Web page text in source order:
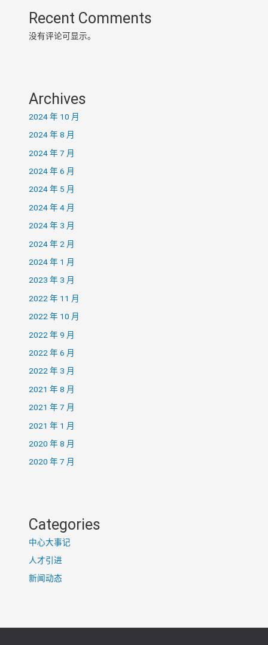
Recent Comments
没有评论可显示。
Archives
2024 年 10 月
2024 年 8 月
2024 年 7 月
2024 年 6 月
2024 年 5 月
2024 年 4 月
2024 年 3 月
2024 年 2 月
2024 年 1 月
2023 年 3 月
2022 年 11 月
2022 年 10 月
2022 年 9 月
2022 年 6 月
2022 年 3 月
2021 年 8 月
2021 年 7 月
2021 年 1 月
2020 年 8 月
2020 年 7 月
Categories
中心大事记
人才引进
新闻动态